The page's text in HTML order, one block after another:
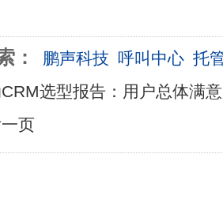
： 鹏声科技 呼叫中心 托
选型报告：用户总体满
页